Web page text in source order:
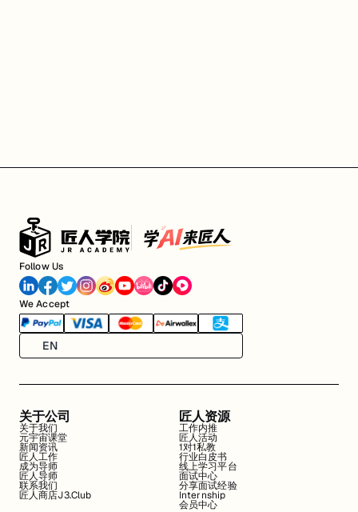
Follow Us
We Accept
EN
关于公司
关于我们
元宇宙课堂
新闻资讯
匠人工作
成为导师
匠人导师
联系我们
匠人商店J3.Club
匠人资源
工作内推
匠人活动
1对1私教
行业白皮书
线上学习平台
面试中心
分享面试经验
Internship
会员中心